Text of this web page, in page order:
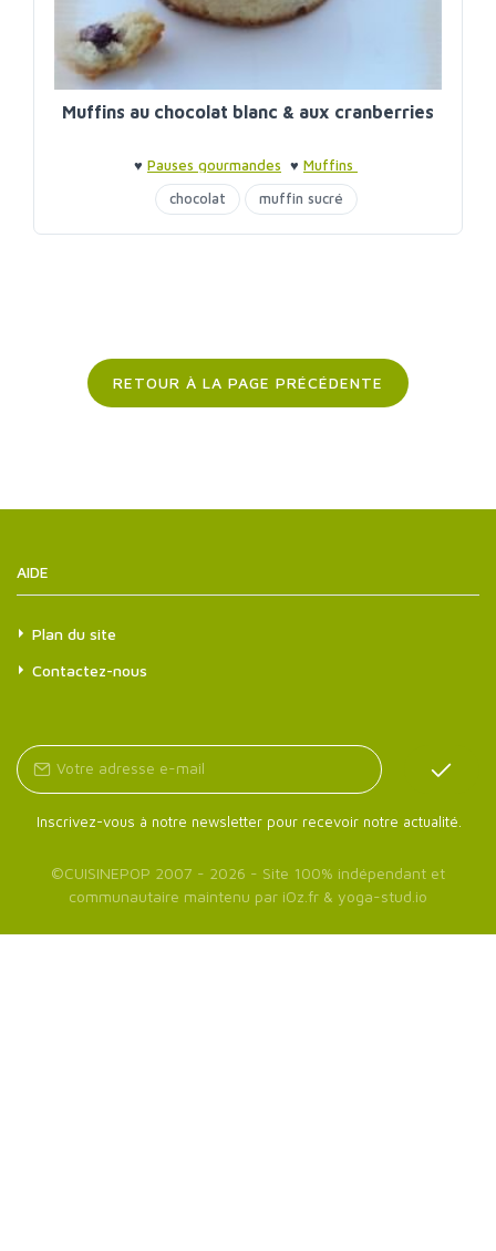
Muffins au chocolat blanc & aux cranberries
♥ Pauses gourmandes ♥ Muffins
chocolat
muffin sucré
RETOUR À LA PAGE PRÉCÉDENTE
AIDE
Plan du site
Contactez-nous
Inscrivez-vous à notre newsletter pour recevoir notre actualité.
©CUISINEPOP 2007 - 2026 - Site 100% indépendant et
communautaire maintenu par iOz.fr & yoga-stud.io